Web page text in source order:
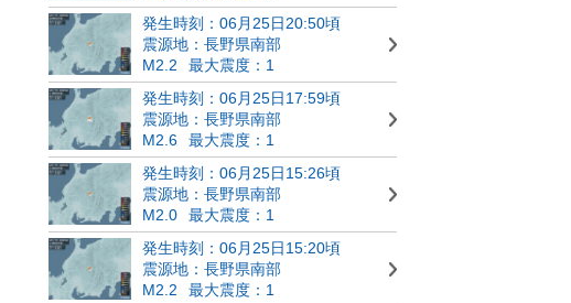
発生時刻：06月25日20:50頃
震源地：長野県南部
M2.2
最大震度：1
発生時刻：06月25日17:59頃
震源地：長野県南部
M2.6
最大震度：1
発生時刻：06月25日15:26頃
震源地：長野県南部
M2.0
最大震度：1
発生時刻：06月25日15:20頃
震源地：長野県南部
M2.2
最大震度：1